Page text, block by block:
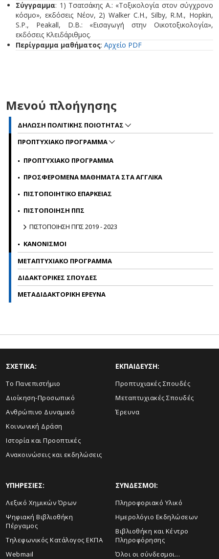
Σύγγραμμα: 1) Τσατσάκης Α.: «Τοξικολογία στον σύγχρονο
κόσμο», εκδόσεις Νέον, 2) Walker C.H., Silby, R.M., Hopkin,
S.P., Peakall, D.B.: «Εισαγωγή στην Οικοτοξικολογία»,
εκδόσεις Κλειδάριθμος.
Περίγραμμα μαθήματος: Αρχείο PDF
Μενού πλοήγησης
ΔΗΛΩΣΗ ΠΟΛΙΤΙΚΗΣ ΠΟΙΟΤΗΤΑΣ
ΠΡΟΠΤΥΧΙΑΚΟ ΠΡΟΓΡΑΜΜΑ
ΠΡΟΠΤΥΧΙΑΚΟ ΠΡΟΓΡΑΜΜΑ
ΠΡΟΣΦΕΡΟΜΕΝΑ ΜΑΘΗΜΑΤΑ ΣΤΑ ΑΓΓΛΙΚΑ
ΠΙΣΤΟΠΟΙΗΤΙΚΟ ΕΠΑΡΚΕΙΑΣ
ΠΙΣΤΟΠΟΙΗΣΗ ΠΠΣ
ΠΙΣΤΟΠΟΙΗΣΗ ΠΠΣ 2019 - 2023
ΚΑΝΟΝΙΣΜΟΙ
ΜΕΤΑΠΤΥΧΙΑΚΟ ΠΡΟΓΡΑΜΜΑ
ΔΙΔΑΚΤΟΡΙΚΕΣ ΣΠΟΥΔΕΣ
ΜΕΤΑΔΙΔΑΚΤΟΡΙΚΗ ΕΡΕΥΝΑ
ΣΧΕΤΙΚΑ:
Το Πανεπιστήμιο
Διοίκηση-Προσωπικό
Ανθρώπινο Δυναμικό
Κοινωνική Δράση
Ιστορία και Προοπτικές
Ανακοινώσεις και εκδηλώσεις
ΕΚΠΑΙΔΕΥΣΗ:
Προπτυχιακές Σπουδές
Μεταπτυχιακές Σπουδές
Έρευνα
ΥΠΗΡΕΣΙΕΣ:
Λεξικό Χημικών Όρων
Ψηφιακή Βιβλιοθήκη
Πέργαμος
Τηλεφωνικός Κατάλογος ΕΚΠΑ
Webmail
ΣΥΝΔΕΣΜΟΙ:
Πληροφοριακό Υλικό
Ημερολόγιο Εκδηλώσεων
Βιβλιοθήκη και Κέντρο
Πληροφόρησης
Όλοι οι σύνδεσμοι...